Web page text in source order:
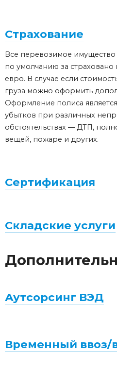
Страхование
Все перевозимое
по умолчанию за страховано
евро. В случае если
груза можно оформить
Оформление полиса
убытков при различных
обстоятельствах — ДТП,
вещей, пожаре и других.
Сертификация
Складские услуги
Аутсорсинг ВЭД
Временный ввоз/